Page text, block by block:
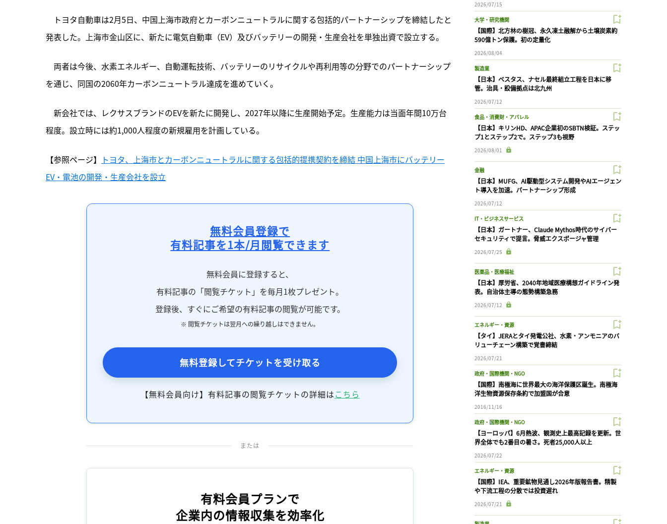
トヨタ自動車は2月5日、中国上海市政府とカーボンニュートラルに関する包括的パートナーシップを締結したと
発表した。上海市金山区に、新たに電気自動車（EV）及びバッテリーの開発・生産会社を単独出資で設立する。
両者は今後、 水素エネルギー、自動運転技術、バッテリーのリサイクルや再利用等の分野でのパートナーシップ
を通じ、同国の2060年カーボンニュートラル達成を進めていく。
新会社では、レクサスブランドのEVを新たに開発し、2027年以降に生産開始予定。生産能力は当面年間10万台
程度。設立時には約1,000人程度の新規雇用を計画している。
【参照ページ】
トヨタ、上海市とカーボンニュートラルに関する包括的提携契約を締結 中国上海市にバッテリー
EV・電池の開発・生産会社を設立
無料会員登録で
有料記事を1本/月閲覧できます
無料会員に登録すると、
有料記事の「閲覧チケット」を毎月1枚プレゼント。
登録後、すぐにご希望の有料記事の閲覧が可能です。
※ 閲覧チケットは翌月への繰り越しはできません。
無料登録してチケットを受け取る
【無料会員向け】有料記事の閲覧チケットの詳細はこちら
または
有料会員プランで
企業内の情報収集を効率化
2026/07/15
大学・研究機関
【国際】北方林の樹冠、永久凍土融解から土壌炭素約
590億トン保護。初の定量化
2026/08/04
製造業
【日本】ベスタス、ナセル最終組立工程を日本に移
管。治具・設備拠点は北九州
2026/07/12
食品・消費財・アパレル
【日本】キリンHD、APAC企業初のSBTN検証。ステッ
プ1とステップ2で。ステップ3も視野
2026/08/01
金融
【日本】MUFG、AI駆動型システム開発やAIエージェン
ト導入を加速。パートナーシップ形成
2026/07/12
IT・ビジネスサービス
【日本】ガートナー、Claude Mythos時代のサイバー
セキュリティで提言。脅威エクスポージャ管理
2026/07/25
医薬品・医療福祉
【日本】厚労省、2040年地域医療構想ガイドライン発
表。自治体主導の態勢構築急務
2026/07/12
エネルギー・資源
【タイ】JERAとタイ発電公社、水素・アンモニアのバ
リューチェーン構築で覚書締結
2026/07/21
政府・国際機関・NGO
【国際】南極海に世界最大の海洋保護区誕生。南極海
洋生物資源保存条約で加盟国が合意
2016/11/16
政府・国際機関・NGO
【ヨーロッパ】6月熱波、観測史上最高記録を更新。世
界全体でも2番目の暑さ。死者25,000人以上
2026/07/22
エネルギー・資源
【国際】IEA、重要鉱物見通し2026年版報告書。精製
や下流工程の分散では投資遅れ
2026/07/21